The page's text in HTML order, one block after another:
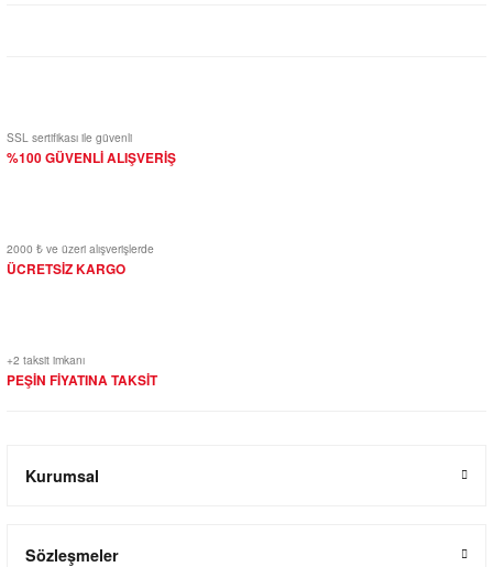
SSL sertifikası ile güvenli
%100 GÜVENLİ ALIŞVERİŞ
2000 ₺ ve üzeri alışverişlerde
ÜCRETSİZ KARGO
+2 taksit imkanı
PEŞİN FİYATINA TAKSİT
Kurumsal
Sözleşmeler